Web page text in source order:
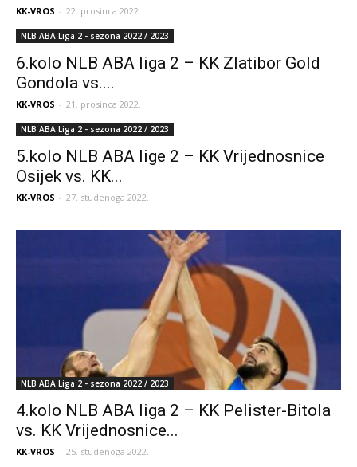
KK-VROS - 22. prosinca 2022.
NLB ABA Liga 2 - sezona 2022 / 2023
6.kolo NLB ABA liga 2 – KK Zlatibor Gold
Gondola vs....
KK-VROS - 21. prosinca 2022.
NLB ABA Liga 2 - sezona 2022 / 2023
5.kolo NLB ABA lige 2 – KK Vrijednosnice
Osijek vs. KK...
KK-VROS - 27. studenoga 2022.
NLB ABA Liga 2 - sezona 2022 / 2023
4.kolo NLB ABA liga 2 – KK Pelister-Bitola
vs. KK Vrijednosnice...
KK-VROS - 25. studenoga 2022.